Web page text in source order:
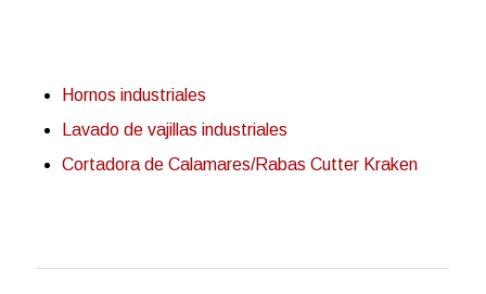
Hornos industriales
Lavado de vajillas industriales
Cortadora de Calamares/Rabas Cutter Kraken